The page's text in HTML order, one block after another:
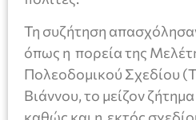
Τη συζήτηση
όπως η πορεία της
Πολεοδομικού Σχεδίου
Βιάννου, το μείζον